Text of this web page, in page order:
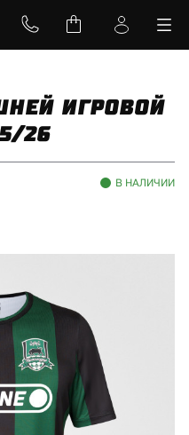
ИГРОВОЙ
26
В НАЛИЧИИ